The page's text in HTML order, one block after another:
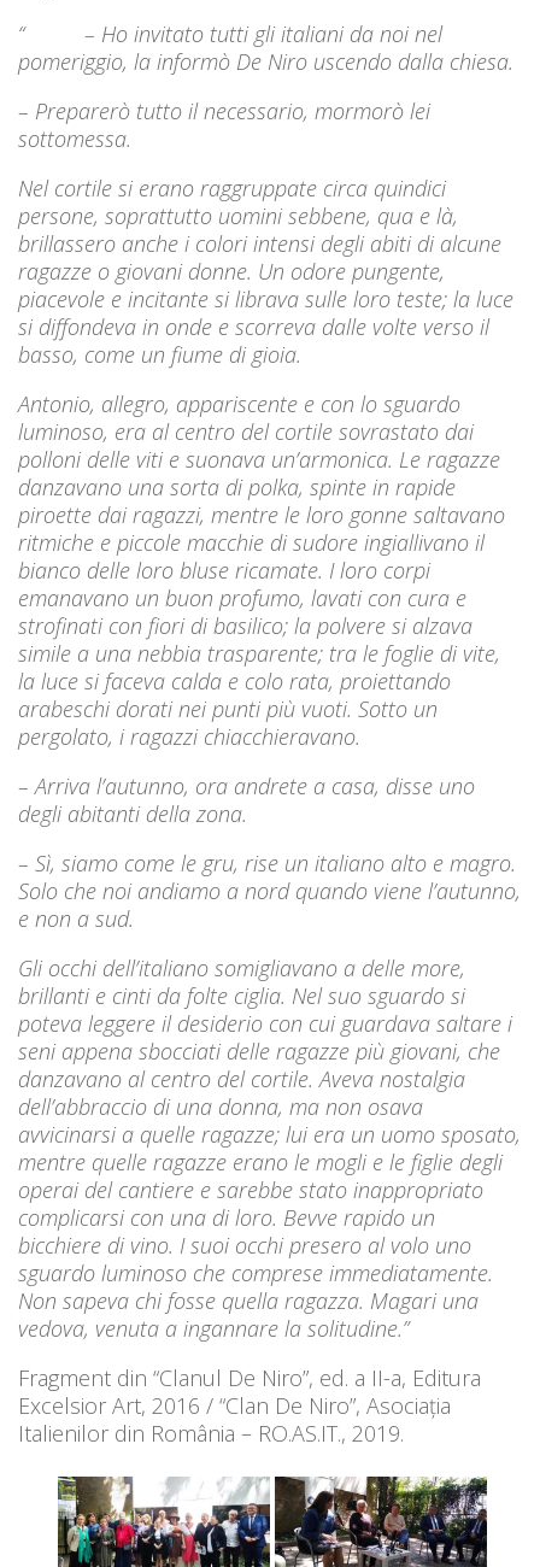
“ – Ho invitato tutti gli italiani da noi nel
pomeriggio, la informò De Niro uscendo dalla chiesa.
– Preparerò tutto il necessario, mormorò lei
sottomessa.
Nel cortile si erano raggruppate circa quindici
persone, soprattutto uomini sebbene, qua e là,
brillassero anche i colori intensi degli abiti di alcune
ragazze o giovani donne. Un odore pungente,
piacevole e incitante si librava sulle loro teste; la luce
si diffondeva in onde e scorreva dalle volte verso il
basso, come un fiume di gioia.
Antonio, allegro, appariscente e con lo sguardo
luminoso, era al centro del cortile sovrastato dai
polloni delle viti e suonava un’armonica. Le ragazze
danzavano una sorta di polka, spinte in rapide
piroette dai ragazzi, mentre le loro gonne saltavano
ritmiche e piccole macchie di sudore ingiallivano il
bianco delle loro bluse ricamate. I loro corpi
emanavano un buon profumo, lavati con cura e
strofinati con fiori di basilico; la polvere si alzava
simile a una nebbia trasparente; tra le foglie di vite,
la luce si faceva calda e colo rata, proiettando
arabeschi dorati nei punti più vuoti. Sotto un
pergolato, i ragazzi chiacchieravano.
– Arriva l’autunno, ora andrete a casa, disse uno
degli abitanti della zona.
– Sì, siamo come le gru, rise un italiano alto e magro.
Solo che noi andiamo a nord quando viene l’autunno,
e non a sud.
Gli occhi dell’italiano somigliavano a delle more,
brillanti e cinti da folte ciglia. Nel suo sguardo si
poteva leggere il desiderio con cui guardava saltare i
seni appena sbocciati delle ragazze più giovani, che
danzavano al centro del cortile. Aveva nostalgia
dell’abbraccio di una donna, ma non osava
avvicinarsi a quelle ragazze; lui era un uomo sposato,
mentre quelle ragazze erano le mogli e le figlie degli
operai del cantiere e sarebbe stato inappropriato
complicarsi con una di loro. Bevve rapido un
bicchiere di vino. I suoi occhi presero al volo uno
sguardo luminoso che comprese immediatamente.
Non sapeva chi fosse quella ragazza. Magari una
vedova, venuta a ingannare la solitudine.”
Fragment din “Clanul De Niro”, ed. a II-a, Editura
Excelsior Art, 2016 / “Clan De Niro”, Asociația
Italienilor din România – RO.AS.IT., 2019.